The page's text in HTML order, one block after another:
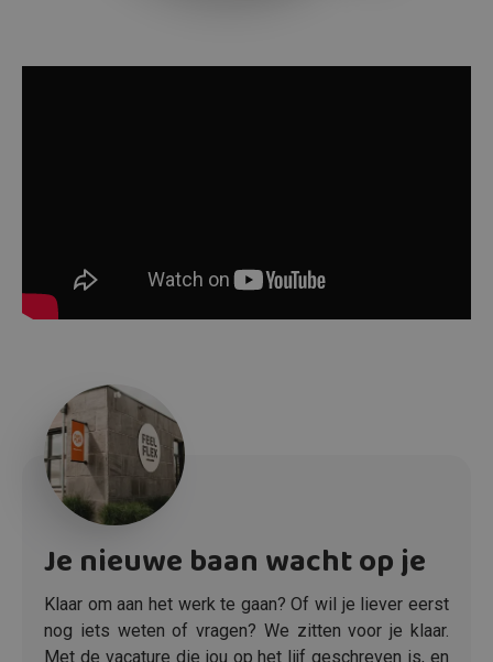
Je nieuwe baan wacht op je
Klaar om aan het werk te gaan? Of wil je liever eerst
nog iets weten of vragen? We zitten voor je klaar.
Met de vacature die jou op het lijf geschreven is, en